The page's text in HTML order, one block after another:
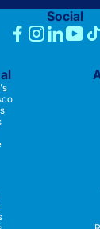
Social